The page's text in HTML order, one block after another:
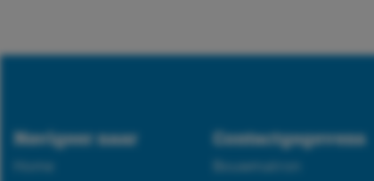
Navigeer naar
Home
Contactgegevens
Bouwmatron